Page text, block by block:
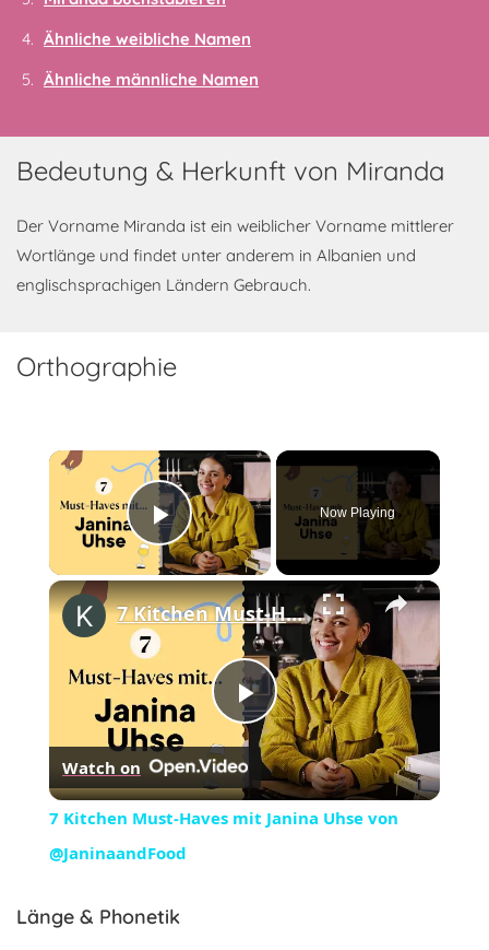
Ähnliche weibliche Namen
Ähnliche männliche Namen
Bedeutung & Herkunft von Miranda
Der Vorname Miranda ist ein weiblicher Vorname mittlerer
Wortlänge und findet unter anderem in Albanien und
englischsprachigen Ländern Gebrauch.
Orthographie
×
Play Video
Now Playing
×
Play
Video
7 Kitchen Must-Haves mit Janina Uhse von @JaninaandFood
Watch on
7 Kitchen Must-Haves mit Janina Uhse von
@JaninaandFood
Länge & Phonetik